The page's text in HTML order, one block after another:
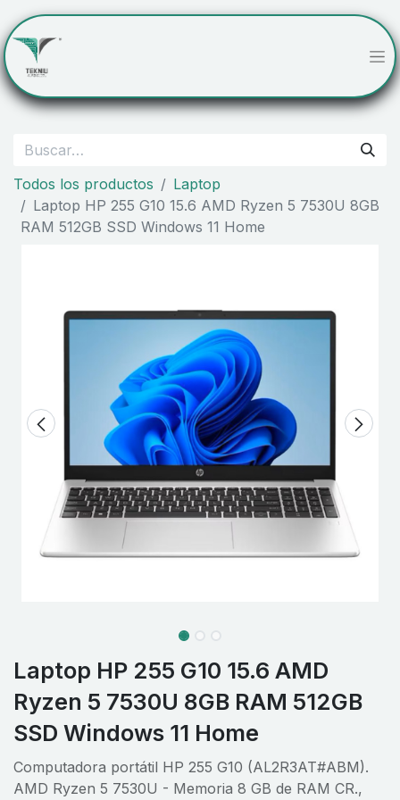
Todos los productos
Laptop
Laptop HP 255 G10 15.6 AMD Ryzen 5 7530U 8GB
RAM 512GB SSD Windows 11 Home
Laptop HP 255 G10 15.6 AMD
Ryzen 5 7530U 8GB RAM 512GB
SSD Windows 11 Home
Computadora portátil HP 255 G10 (AL2R3AT#ABM).
AMD Ryzen 5 7530U - Memoria 8 GB de RAM CR.,